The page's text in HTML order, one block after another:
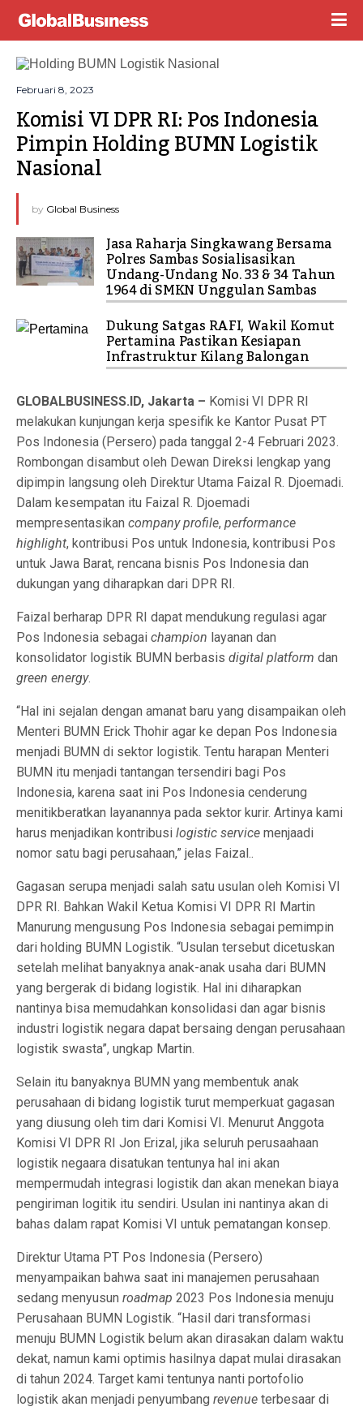
Februari 8, 2023
Komisi VI DPR RI: Pos Indonesia
Pimpin Holding BUMN Logistik
Nasional
by Global Business
Jasa Raharja Singkawang Bersama
Polres Sambas Sosialisasikan
Undang-Undang No. 33 & 34 Tahun
1964 di SMKN Unggulan Sambas
Dukung Satgas RAFI, Wakil Komut
Pertamina Pastikan Kesiapan
Infrastruktur Kilang Balongan
GLOBALBUSINESS.ID, Jakarta – Komisi VI DPR RI
melakukan kunjungan kerja spesifik ke Kantor Pusat PT
Pos Indonesia (Persero) pada tanggal 2-4 Februari 2023.
Rombongan disambut oleh Dewan Direksi lengkap yang
dipimpin langsung oleh Direktur Utama Faizal R. Djoemadi.
Dalam kesempatan itu Faizal R. Djoemadi
mempresentasikan company profile, performance
highlight, kontribusi Pos untuk Indonesia, kontribusi Pos
untuk Jawa Barat, rencana bisnis Pos Indonesia dan
dukungan yang diharapkan dari DPR RI.
Faizal berharap DPR RI dapat mendukung regulasi agar
Pos Indonesia sebagai champion layanan dan
konsolidator logistik BUMN berbasis digital platform dan
green energy.
“Hal ini sejalan dengan amanat baru yang disampaikan oleh
Menteri BUMN Erick Thohir agar ke depan Pos Indonesia
menjadi BUMN di sektor logistik. Tentu harapan Menteri
BUMN itu menjadi tantangan tersendiri bagi Pos
Indonesia, karena saat ini Pos Indonesia cenderung
menitikberatkan layanannya pada sektor kurir. Artinya kami
harus menjadikan kontribusi logistic service menjaadi
nomor satu bagi perusahaan,” jelas Faizal..
Gagasan serupa menjadi salah satu usulan oleh Komisi VI
DPR RI. Bahkan Wakil Ketua Komisi VI DPR RI Martin
Manurung mengusung Pos Indonesia sebagai pemimpin
dari holding BUMN Logistik. “Usulan tersebut dicetuskan
setelah melihat banyaknya anak-anak usaha dari BUMN
yang bergerak di bidang logistik. Hal ini diharapkan
nantinya bisa memudahkan konsolidasi dan agar bisnis
industri logistik negara dapat bersaing dengan perusahaan
logistik swasta”, ungkap Martin.
Selain itu banyaknya BUMN yang membentuk anak
perusahaan di bidang logistik turut memperkuat gagasan
yang diusung oleh tim dari Komisi VI. Menurut Anggota
Komisi VI DPR RI Jon Erizal, jika seluruh perusaahaan
logistik negaara disatukan tentunya hal ini akan
mempermudah integrasi logistik dan akan menekan biaya
pengiriman logitik itu sendiri. Usulan ini nantinya akan di
bahas dalam rapat Komisi VI untuk pematangan konsep.
Direktur Utama PT Pos Indonesia (Persero)
menyampaikan bahwa saat ini manajemen perusahaan
sedang menyusun roadmap 2023 Pos Indonesia menuju
Perusahaan BUMN Logistik. “Hasil dari transformasi
menuju BUMN Logistik belum akan dirasakan dalam waktu
dekat, namun kami optimis hasilnya dapat mulai dirasakan
di tahun 2024. Target kami tentunya nanti portofolio
logistik akan menjadi penyumbang revenue terbesaar di